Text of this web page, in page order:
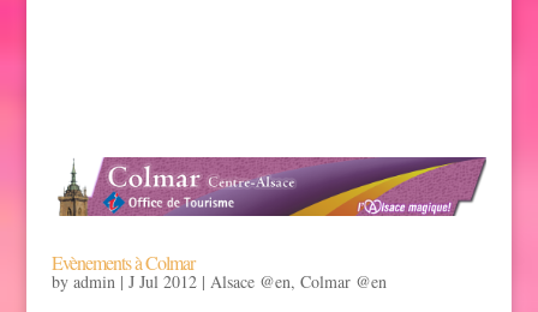
Evènements à Colmar
by admin| J Jul 2012| Alsace @en, Colmar @en